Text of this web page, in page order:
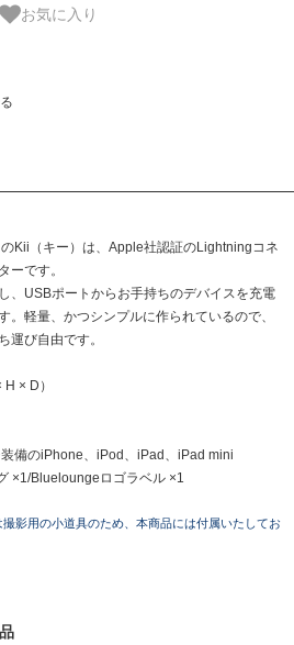
お気に入り
Kii（キー）は、Apple社認証のLightningコネ
ーです。
、USBポートからお手持ちのデバイスを充電
。軽量、かつシンプルに作られているので、
運び自由です。
× D）
備のiPhone、iPod、iPad、iPad mini
×1/Blueloungeロゴラベル ×1
影用の小道具のため、本商品には付属いたしてお